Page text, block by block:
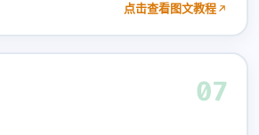
点击查看图文教程
07